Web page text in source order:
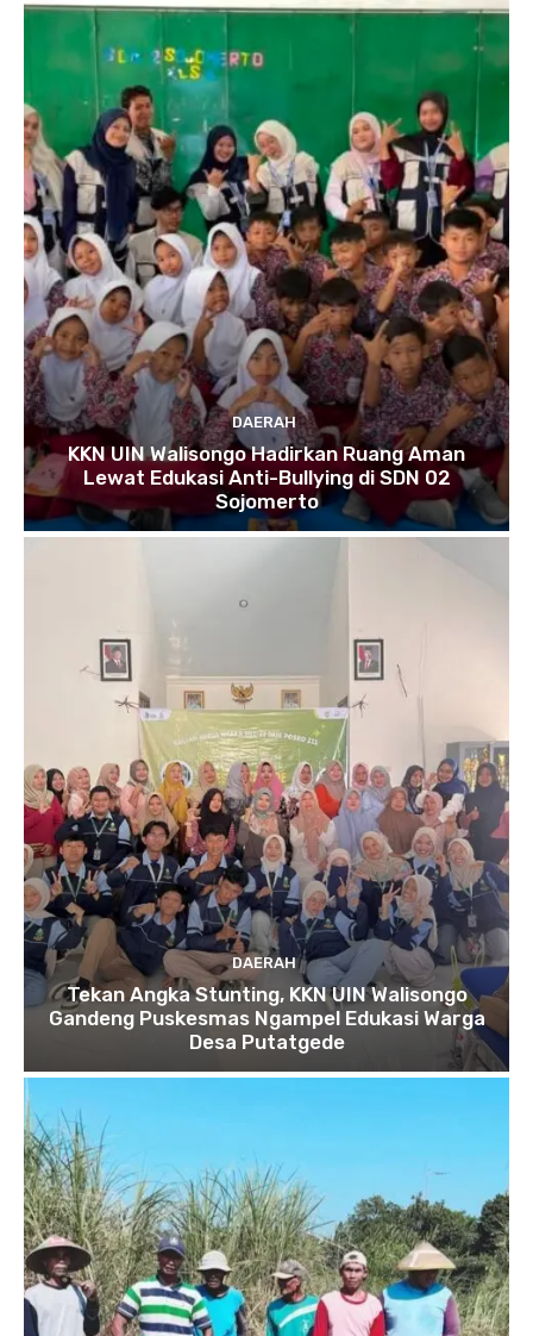
DAERAH
KKN UIN Walisongo Hadirkan Ruang Aman
Lewat Edukasi Anti-Bullying di SDN 02
Sojomerto
DAERAH
Tekan Angka Stunting, KKN UIN Walisongo
Gandeng Puskesmas Ngampel Edukasi Warga
Desa Putatgede